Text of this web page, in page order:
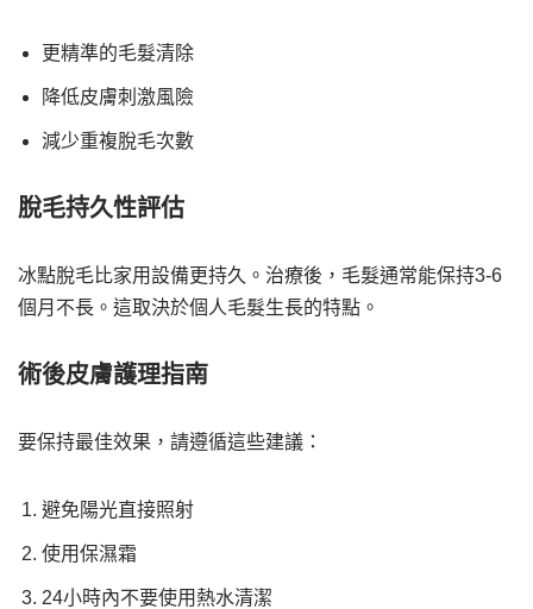
更精準的毛髮清除
降低皮膚刺激風險
減少重複脫毛次數
脫毛持久性評估
冰點脫毛比家用設備更持久。治療後，毛髮通常能保持3-6
個月不長。這取決於個人毛髮生長的特點。
術後皮膚護理指南
要保持最佳效果，請遵循這些建議：
避免陽光直接照射
使用保濕霜
24小時內不要使用熱水清潔